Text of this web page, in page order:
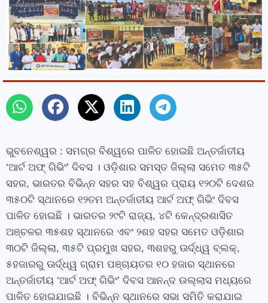
ଭୁବନେଶ୍ୱର : ସମଗ୍ର ବିଶ୍ୱରେ ପାଳିତ ହୋଇଛି ଅନ୍ତର୍ଜାତୀୟ
‘ଆର୍ଟ ଅଫ୍‍ ଗିଭିଂ’ ଦିବସ । ଓଡ଼ିଶାର ସମସ୍ତ ଜିଲ୍ଲା ସମେତ ୩୫ଟି
ସହର, ଭାରତର ବିଭିନ୍ନ ସହର ସହ ବିଶ୍ୱର ପ୍ରାୟ ୧୨୦ଟି ଦେଶର
୩୫୦ଟି ସ୍ଥାନରେ ୧୨ତମ ଅନ୍ତର୍ଜାତୀୟ ଆର୍ଟ ଅଫ୍‍ ଗିଭିଂ ଦିବସ
ପାଳିତ ହୋଇଛି । ଭାରତର ୨୯ଟି ରାଜ୍ୟ, ୪ଟି କେନ୍ଦ୍ରଶାସିତ
ଅଞ୍ଚଳର ୩୫ଶହ ସ୍ଥାନରେ ଏବଂ ୨ଶହ ସହର ସମେତ ଓଡ଼ିଶାର
୩୦ଟି ଜିଲ୍ଲା, ୩୫ଟି ପ୍ରମୁଖ ସହର, ୩ଶହରୁ ଊର୍ଦ୍ଧ୍ୱ ବ୍ଲକ୍‍,
୫ହଜାରରୁ ଊର୍ଦ୍ଧ୍ୱ ଗ୍ରାମ ପଞ୍ଚାୟତର ୧୦ ହଜାର ସ୍ଥାନରେ
ଅନ୍ତର୍ଜାତୀୟ ‘ଆର୍ଟ ଅଫ୍ ଗିଭିଂ’ ଦିବସ ଆନନ୍ଦ ଉଲ୍ଲାସ ମଧ୍ୟରେ
ପାଳିତ ହୋଇଯାଇଛି । ବିଭିନ୍ନ ସ୍ଥାନରେ ସଭା ସମିତି କରାଯାଇ